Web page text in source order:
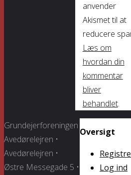
anvender
Akismet til at
reducere
Læs om
hvordan din
kommentar
bliver
behandlet.
Oversigt
Log ind
Grundejerforeningen
Avedørelejren •
Avedørelejren •
Østre Messegade 5 •